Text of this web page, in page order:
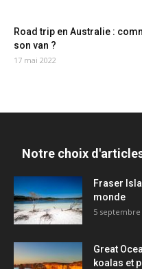
Road trip en Australie :
son van ?
17 mai 2022
Notre choix
Fraser
monde
5 septembre
Great
koalas et